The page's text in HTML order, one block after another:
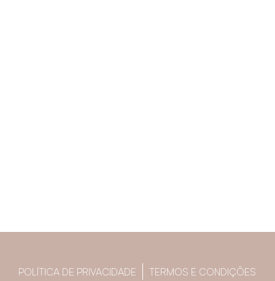
POLÍTICA DE PRIVACIDADE TERMOS E CONDIÇÕES